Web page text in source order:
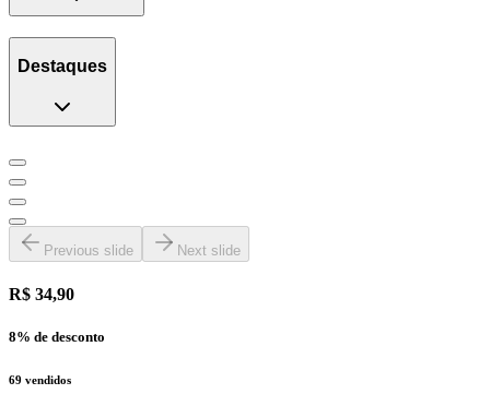
Destaques
Previous slide Next slide
R$ 34,90
8% de desconto
69 vendidos